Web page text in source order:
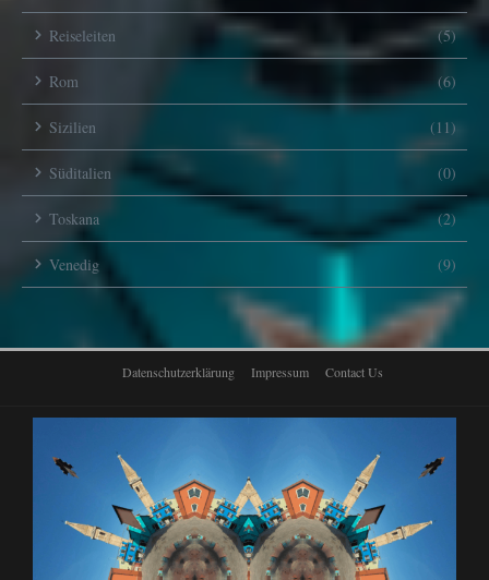
Reiseleiten (5)
Rom (6)
Sizilien (11)
Süditalien (0)
Toskana (2)
Venedig (9)
Datenschutzerklärung Impressum Contact Us